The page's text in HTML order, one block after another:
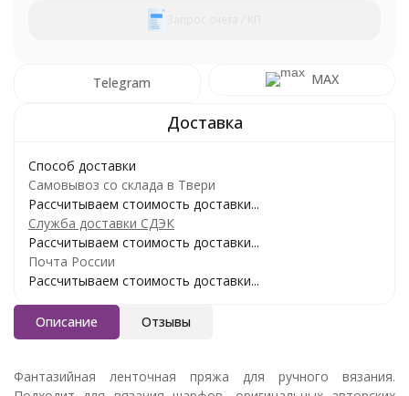
Telegram MAX
Способ доставки
Самовывоз со склада в Твери
Рассчитываем стоимость доставки...
Служба доставки СДЭК
Рассчитываем стоимость доставки...
Почта России
Рассчитываем стоимость доставки...
Описание Отзывы
Фантазийная ленточная пряжа для ручного вязания.